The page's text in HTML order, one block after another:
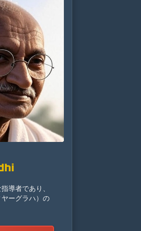
導者であり、
ーグラハ）の